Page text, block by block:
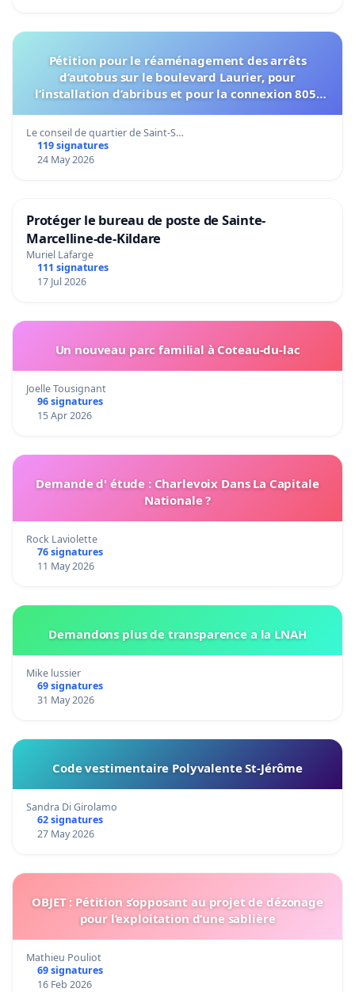
Pétition pour le réaménagement des arrêts
d’autobus sur le boulevard Laurier, pour
l’installation d’abribus et pour la connexion 805-
Le conseil de quartier de Saint-S…
119 signatures
24 May 2026
Protéger le bureau de poste de Sainte-
Marcelline-de-Kildare
Muriel Lafarge
111 signatures
17 Jul 2026
Un nouveau parc familial à Coteau-du-lac
Joelle Tousignant
96 signatures
15 Apr 2026
Demande d' étude : Charlevoix Dans La Capitale
Nationale ?
Rock Laviolette
76 signatures
11 May 2026
Demandons plus de transparence a la LNAH
Mike lussier
69 signatures
31 May 2026
Code vestimentaire Polyvalente St-Jérôme
Sandra Di Girolamo
62 signatures
27 May 2026
OBJET : Pétition s’opposant au projet de dézonage
pour l’exploitation d’une sablière
Mathieu Pouliot
69 signatures
16 Feb 2026